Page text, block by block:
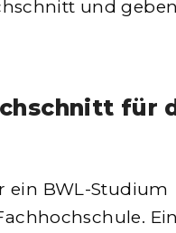
und geben
für
ein BWL-Studium